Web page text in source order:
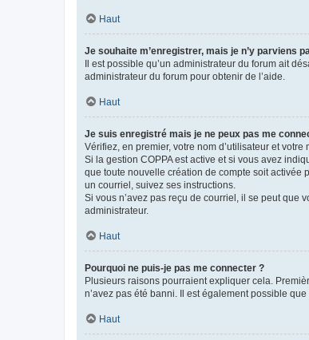
Haut
Je souhaite m’enregistrer, mais je n’y parviens
Il est possible qu’un administrateur du forum ait
administrateur du forum pour obtenir de l’aide.
Haut
Je suis enregistré mais je ne peux pas me
Vérifiez, en premier, votre nom d’utilisateur et
Si la gestion COPPA est active et si vous avez
que toute nouvelle création de compte soit activée
un courriel, suivez ses instructions.
Si vous n’avez pas reçu de courriel, il se peut que
administrateur.
Haut
Pourquoi ne puis-je pas me connecter ?
Plusieurs raisons pourraient expliquer cela.
n’avez pas été banni. Il est également possible
Haut